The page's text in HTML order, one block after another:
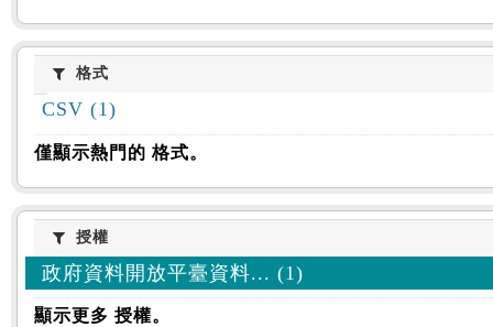
格式格式
CSV (1)
僅顯示熱門的 格式。
授權授權
政府資料開放平臺資料... (1)
顯示更多 授權。